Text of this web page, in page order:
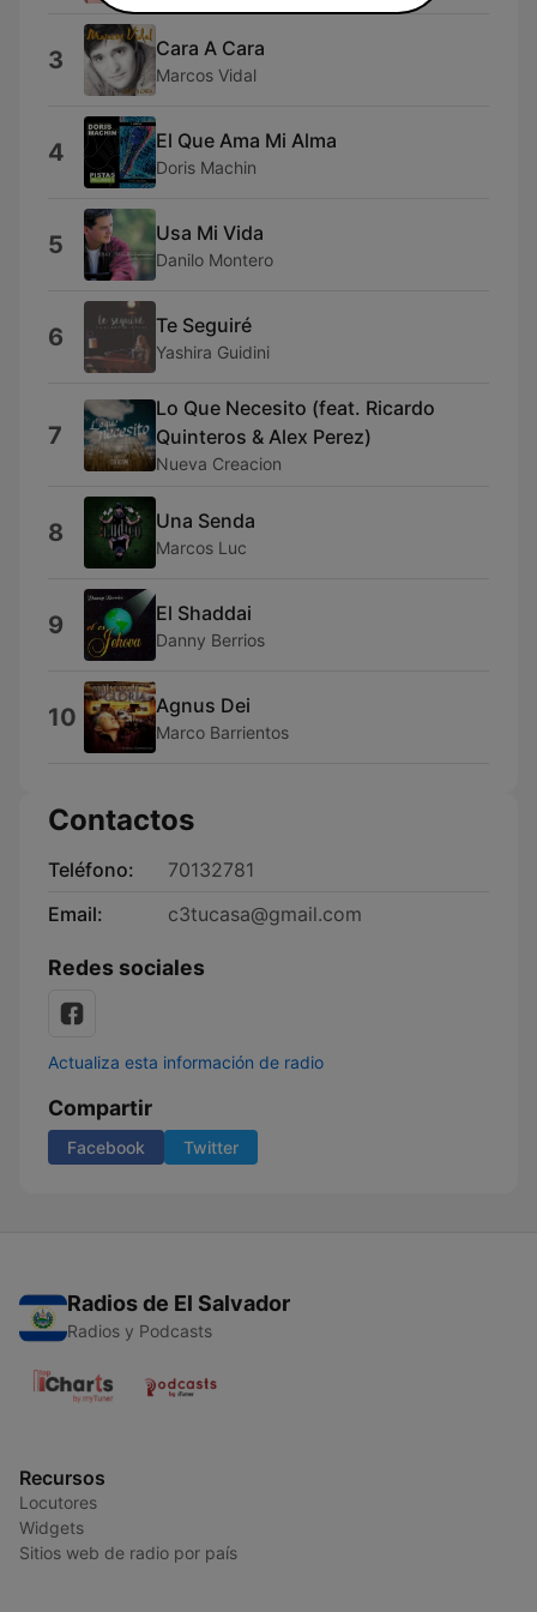
3 Cara A Cara
Marcos Vidal
4 El Que Ama Mi Alma
Doris Machin
5 Usa Mi Vida
Danilo Montero
6 Te Seguiré
Yashira Guidini
7
Lo Que Necesito (feat. Ricardo
Quinteros & Alex Perez)
Nueva Creacion
8 Una Senda
Marcos Luc
9 El Shaddai
Danny Berrios
10 Agnus Dei
Marco Barrientos
Contactos
Teléfono:
70132781
Email:
c3tucasa@gmail.com
Redes sociales
Actualiza esta información de radio
Compartir
Facebook Twitter
Radios de El Salvador
Radios y Podcasts
Recursos
Locutores
Widgets
Sitios web de radio por país